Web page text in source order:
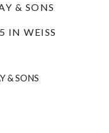
& SONS
IN WEISS
& SONS